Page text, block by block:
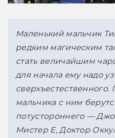
Маленький мальчик
редким магическим
стать величайшим
для начала ему надо
сверхъестественного.
мальчика с ним
потустороннего —
Мистер Е, Доктор